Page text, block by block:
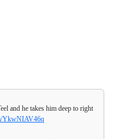
and he takes him deep to right
YkwNIAV46q